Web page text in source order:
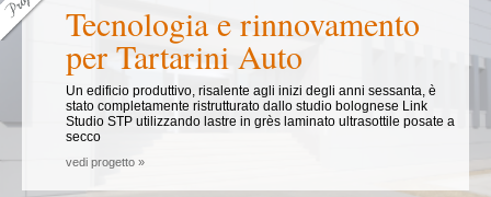
Tecnologia e rinnovamento
per Tartarini Auto
Un edificio produttivo, risalente agli inizi degli anni sessanta, è
stato completamente ristrutturato dallo studio bolognese Link
Studio STP utilizzando lastre in grès laminato ultrasottile posate a
secco
vedi progetto »